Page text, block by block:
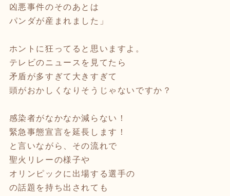
凶悪事件のそのあとは
パンダが産まれました」
ホントに狂ってると思いますよ。
テレビのニュースを見てたら
矛盾が多すぎて大きすぎて
頭がおかしくなりそうじゃないですか？
感染者がなかなか減らない！
緊急事態宣言を延長します！
と言いながら、その流れで
聖火リレーの様子や
オリンピックに出場する選手の
の話題を持ち出されても